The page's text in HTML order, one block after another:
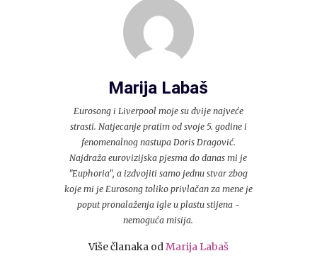
Marija Labaš
Eurosong i Liverpool moje su dvije najveće
strasti. Natjecanje pratim od svoje 5. godine i
fenomenalnog nastupa Doris Dragović.
Najdraža eurovizijska pjesma do danas mi je
"Euphoria", a izdvojiti samo jednu stvar zbog
koje mi je Eurosong toliko privlačan za mene je
poput pronalaženja igle u plastu stijena -
nemoguća misija.
Više članaka od Marija Labaš